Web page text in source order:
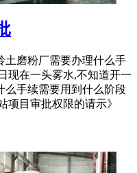
土磨粉厂需要办理什么手
现在一头雾水,不知道开一
么手续需要用到什么阶段
项目审批权限的请示》